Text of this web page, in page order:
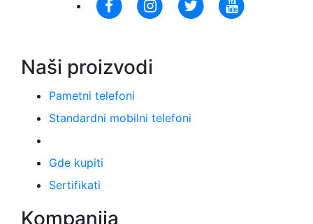
Naši proizvodi
Pametni telefoni
Standardni mobilni telefoni
Gde kupiti
Sertifikati
Kompanija